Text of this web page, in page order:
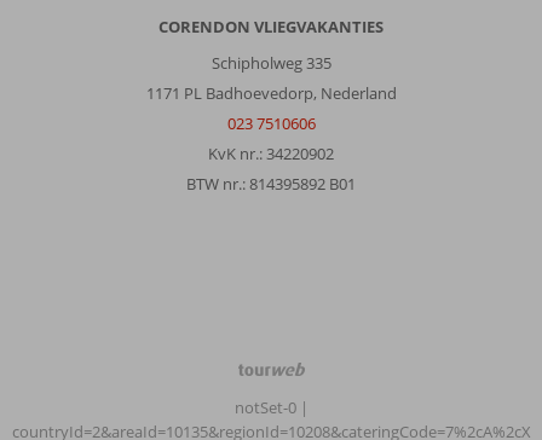
CORENDON VLIEGVAKANTIES
Schipholweg 335
1171 PL Badhoevedorp, Nederland
023 7510606
KvK nr.: 34220902
BTW nr.: 814395892 B01
TourWeb
©
NetMatch
notSet-0 |
countryId=2&areaId=10135&regionId=10208&cateringCode=7%2cA%2cX